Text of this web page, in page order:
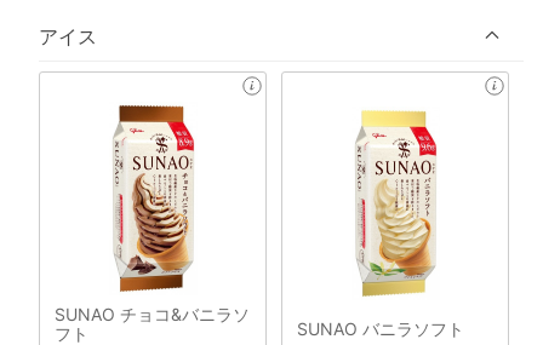
アイス
SUNAO チョコ&バニラソ
フト
SUNAO バニラソフト